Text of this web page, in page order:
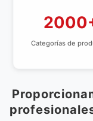
Categorías de